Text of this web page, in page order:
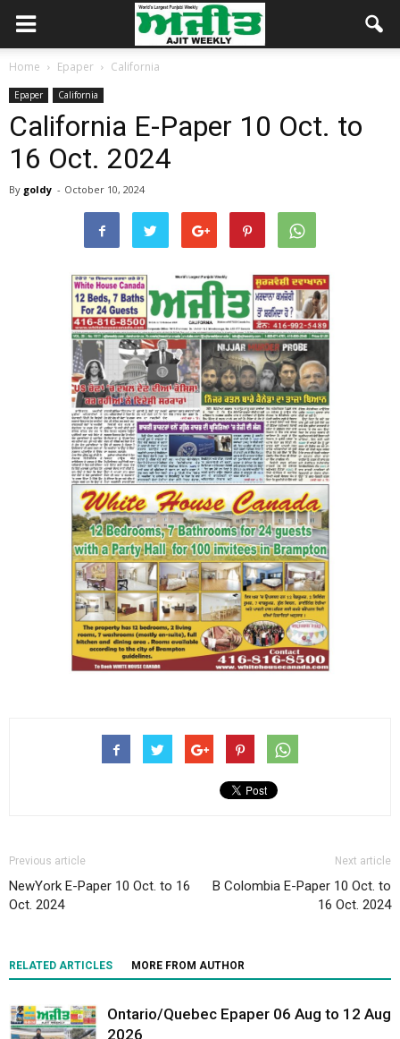
Home Epaper California
Epaper California
California E-Paper 10 Oct. to
16 Oct. 2024
By goldy - October 10, 2024
Previous article
NewYork E-Paper 10 Oct. to 16
Oct. 2024
Next article
B Colombia E-Paper 10 Oct. to
16 Oct. 2024
RELATED ARTICLES MORE FROM AUTHOR
Ontario/Quebec Epaper 06 Aug to 12 Aug
2026